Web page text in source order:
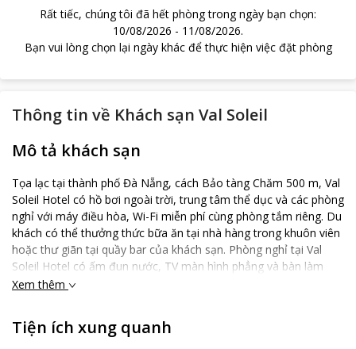
Rất tiếc, chúng tôi đã hết phòng trong ngày bạn chọn:
10/08/2026 - 11/08/2026.
Bạn vui lòng chọn lại ngày khác để thực hiện việc đặt phòng
Thông tin về Khách sạn Val Soleil
Mô tả khách sạn
Tọa lạc tại thành phố Đà Nẵng, cách Bảo tàng Chăm 500 m, Val
Soleil Hotel có hồ bơi ngoài trời, trung tâm thể dục và các phòng
nghỉ với máy điều hòa, Wi-Fi miễn phí cùng phòng tắm riêng. Du
khách có thể thưởng thức bữa ăn tại nhà hàng trong khuôn viên
hoặc thư giãn tại quầy bar của khách sạn. Phòng nghỉ tại Val
Soleil Hotel có ấm đun nước, TV màn hình phẳng và bàn làm
việc. Một số phòng nhìn ra dòng sông. Khách sạn phục vụ bữa
Chỗ nghỉ có sân hiên.
Val Soleil Hotel cũng có trung tâm dịch vụ doanh nhân, tạo
Xem thêm
Tiện ích xung quanh